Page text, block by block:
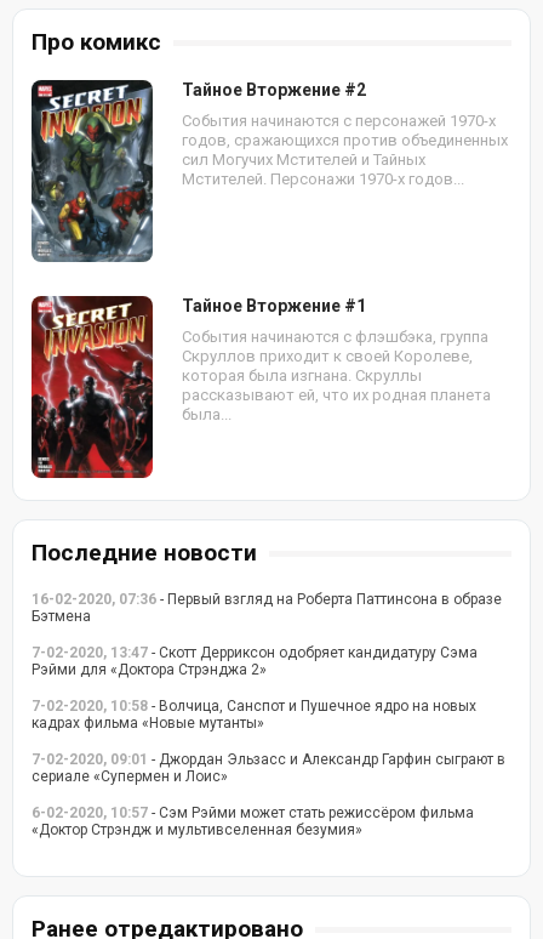
Про комикс
Тайное Вторжение #2
События начинаются с персонажей 1970-х
годов, сражающихся против объединенных
сил Могучих Мстителей и Тайных
Мстителей. Персонажи 1970-х годов...
Тайное Вторжение #1
События начинаются с флэшбэка, группа
Скруллов приходит к своей Королеве,
которая была изгнана. Скруллы
рассказывают ей, что их родная планета
была...
Последние новости
16-02-2020, 07:36 - Первый взгляд на Роберта Паттинсона в образе
Бэтмена
7-02-2020, 13:47 - Скотт Дерриксон одобряет кандидатуру Сэма
Рэйми для «Доктора Стрэнджа 2»
7-02-2020, 10:58 - Волчица, Санспот и Пушечное ядро на новых
кадрах фильма «Новые мутанты»
7-02-2020, 09:01 - Джордан Эльзасс и Александр Гарфин сыграют в
сериале «Супермен и Лоис»
6-02-2020, 10:57 - Сэм Рэйми может стать режиссёром фильма
«Доктор Стрэндж и мультивселенная безумия»
Ранее отредактировано